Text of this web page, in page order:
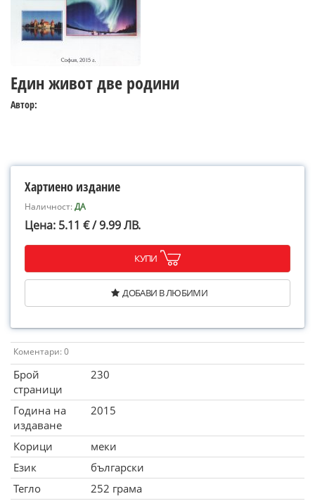
Един живот две родини
Автор:
Хартиено издание
Наличност:ДА
Цена: 5.11 € / 9.99 ЛВ.
КУПИ
ДОБАВИ В ЛЮБИМИ
Коментари: 0
Брой
страници
230
Година на
издаване
2015
Корици
меки
Език
български
Тегло
252 грама